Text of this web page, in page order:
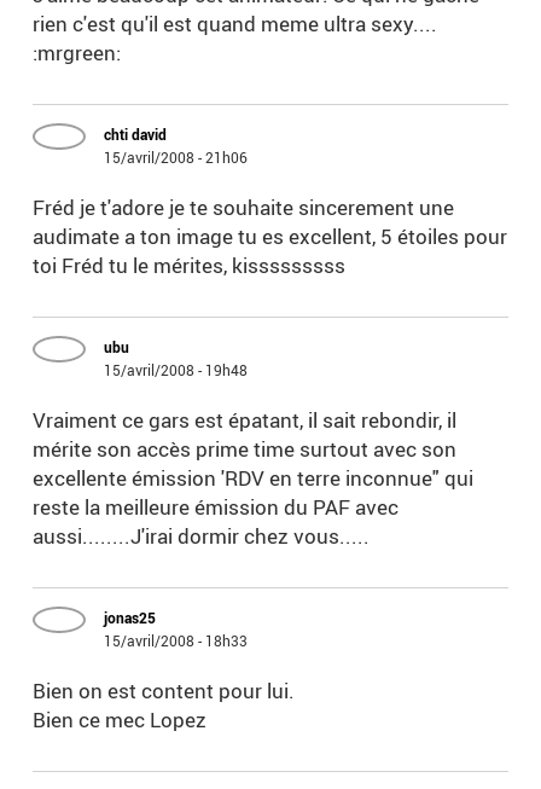
rien c'est qu'il est quand meme ultra sexy....
:mrgreen:
chti david
15/avril/2008 - 21h06
Fréd je t'adore je te souhaite sincerement une
audimate a ton image tu es excellent, 5 étoiles pour
toi Fréd tu le mérites, kisssssssss
ubu
15/avril/2008 - 19h48
Vraiment ce gars est épatant, il sait rebondir, il
mérite son accès prime time surtout avec son
excellente émission 'RDV en terre inconnue" qui
reste la meilleure émission du PAF avec
aussi........J'irai dormir chez vous.....
jonas25
15/avril/2008 - 18h33
Bien on est content pour lui.
Bien ce mec Lopez